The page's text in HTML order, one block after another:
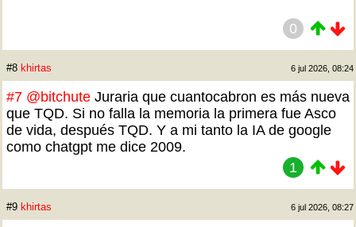
0
#8 khirtas 6 jul 2026, 08:24
#7 @bitchute Juraria que cuantocabron es más nueva
que TQD. Si no falla la memoria la primera fue Asco
de vida, después TQD. Y a mi tanto la IA de google
como chatgpt me dice 2009.
1
#9 khirtas 6 jul 2026, 08:27